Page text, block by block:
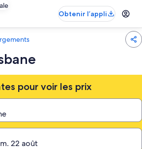
Obtenir l’appli
pour voir les prix